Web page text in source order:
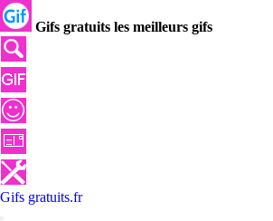
Gifs gratuits les meilleurs gifs
Gifs gratuits.fr